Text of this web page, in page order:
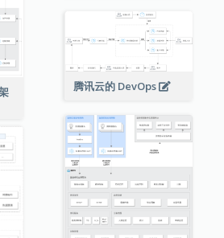
腾讯云的 DevOps